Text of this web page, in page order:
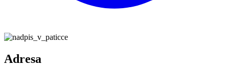
Adresa